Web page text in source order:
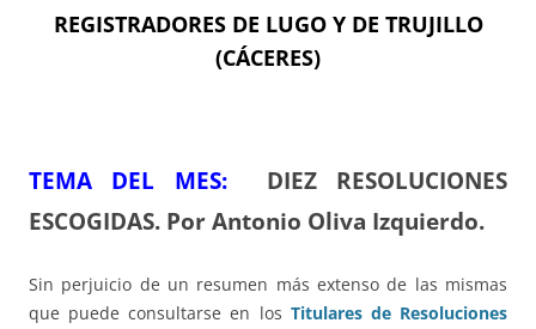
REGISTRADORES DE LUGO Y DE TRUJILLO
(CÁCERES)
TEMA DEL MES:
DIEZ RESOLUCIONES
ESCOGIDAS. Por Antonio Oliva Izquierdo.
Sin perjuicio de un resumen más extenso de las mismas
que puede consultarse en los Titulares de Resoluciones